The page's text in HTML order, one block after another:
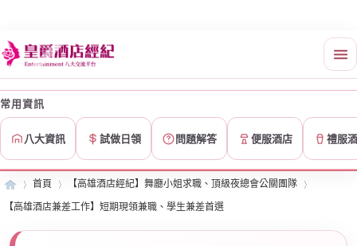
常用資訊
八大資訊 試做日領 問題解答 便服酒店 禮服
首頁 【高雄酒店經紀】舞廳小姐求職、頂級夜總會公關團隊
【高雄酒店兼差工作】短期現領兼職、學生兼差首選